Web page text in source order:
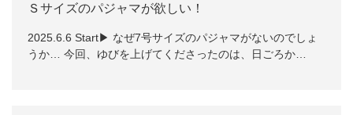
Ｓサイズのパジャマが欲しい！
2025.6.6 Start▶ なぜ7号サイズのパジャマがないのでしょ
うか… 今回、ゆびを上げてくださったのは、日ごろか…